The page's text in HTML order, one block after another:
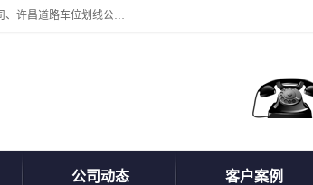
周口中为交通设施工程有限公司是一家洛阳道路划线公司、郑州道路划线公司、平顶山道路车位划线公司、开封车位划线公司、许昌道路车位划线公司、漯河道路车位划线公司，公司始终坚持“诚信、匠心、专注”的宗旨；我们的经营理念是：的服务。
公司动态 客户案例